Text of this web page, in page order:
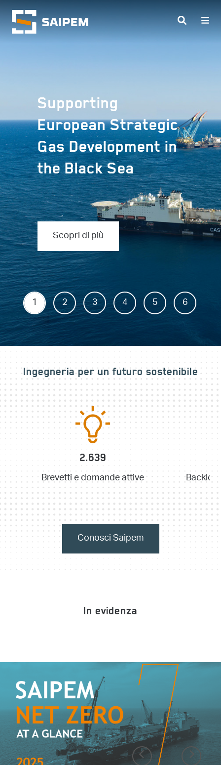
Salta al contenuto principale
Supporting
European Strategic
Gas Development in
the Black Sea
Scopri di più
1 2 3 4 5 6
Ingegneria per un futuro sostenibile
2.639
Brevetti e domande attive
Conosci Saipem
In evidenza
Previous Next